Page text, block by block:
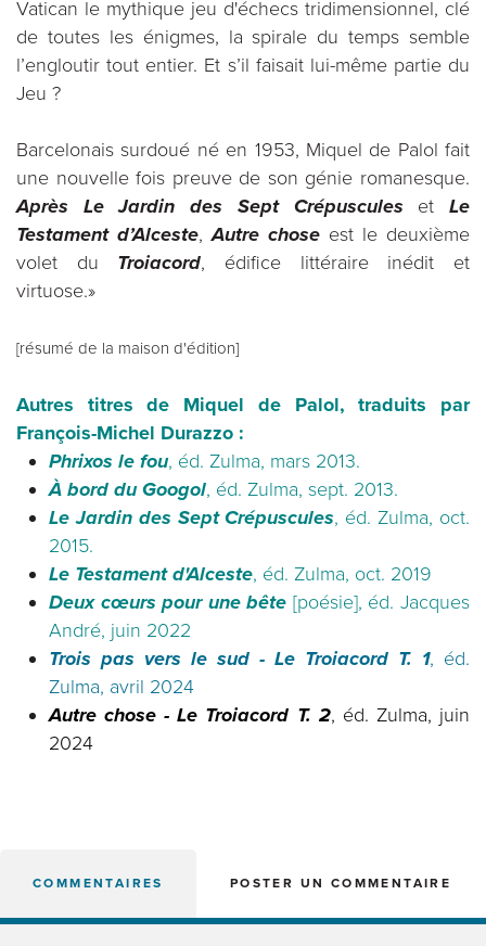
Vatican le mythique jeu d'échecs tridimensionnel, clé
de toutes les énigmes, la spirale du temps semble
l’engloutir tout entier. Et s’il faisait lui-même partie du
Jeu ?
Barcelonais surdoué né en 1953, Miquel de Palol fait
une nouvelle fois preuve de son génie romanesque.
Après Le Jardin des Sept Crépuscules etLe
Testament d’Alceste,Autre chose est le deuxième
volet du Troiacord, édifice littéraire inédit et
virtuose.»
[résumé de la maison d'édition]
Autres titres de Miquel de Palol, traduits par
François-Michel Durazzo :
Phrixos le fou, éd. Zulma, mars 2013.
À bord du Googol, éd. Zulma, sept. 2013.
Le Jardin des Sept Crépuscules, éd. Zulma, oct.
2015.
Le Testament d'Alceste, éd. Zulma, oct. 2019
Deux cœurs pour une bête [poésie], éd. Jacques
André, juin 2022
Trois pas vers le sud - Le Troiacord T. 1, éd.
Zulma, avril 2024
Autre chose - Le Troiacord T. 2, éd. Zulma, juin
2024
COMMENTAIRES POSTER UN COMMENTAIRE